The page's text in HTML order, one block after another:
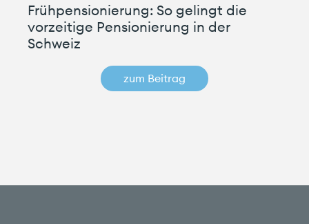
Frühpensionierung: So gelingt die
vorzeitige Pensionierung in der
Schweiz
zum Beitrag